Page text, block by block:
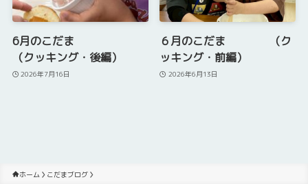
6月のこだま
（クッキング・後編）
2026年7月16日
６月のこだま （ク
ッキング・前編）
2026年6月13日
ホーム こだまブログ